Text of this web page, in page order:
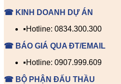
☎ KINH DOANH DỰ ÁN
▪️Hotline: 0834.300.300
☎ BÁO GIÁ QUA ĐT/EMAIL
▪️Hotline: 0907.999.609
☎ BỘ PHẬN ĐẤU THẦU